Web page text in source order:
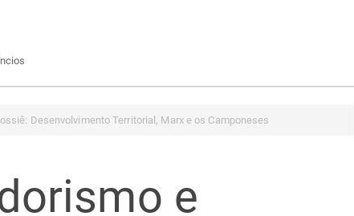
Desenvolvimento Territorial, Marx e os Camponeses
e